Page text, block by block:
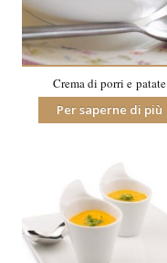
Crema di porri e patate
Per saperne di più